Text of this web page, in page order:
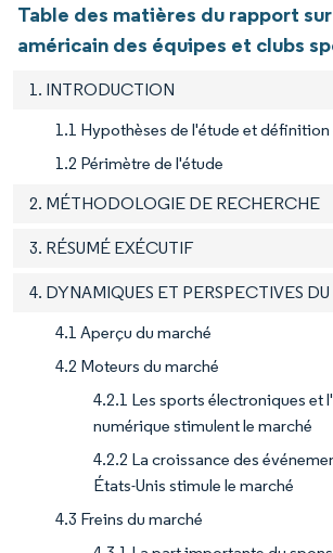
Table des matières du rapport
américain des équipes et clubs
1. INTRODUCTION
1.1 Hypothèses de l'étude et définition
1.2 Périmètre de l'étude
2. MÉTHODOLOGIE DE RECHERCHE
3. RÉSUMÉ EXÉCUTIF
4. DYNAMIQUES ET PERSPECTIVES
4.1 Aperçu du marché
4.2 Moteurs du marché
4.2.1 Les sports électroniques et
numérique stimulent le marché
4.2.2 La croissance des
États-Unis stimule le marché
4.3 Freins du marché